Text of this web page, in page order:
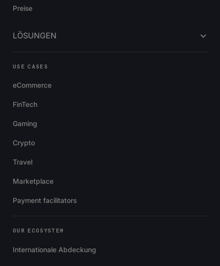
Preise
LÖSUNGEN
USE CASES
eCommerce
FinTech
Gaming
Crypto
Travel
Marketplace
Payment facilitators
OUR ECOSYSTEM
Internationale Abdeckung